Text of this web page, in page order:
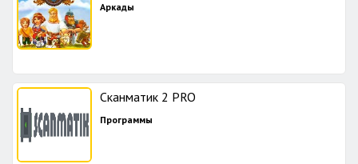
Аркады
Сканматик 2 PRO
Программы